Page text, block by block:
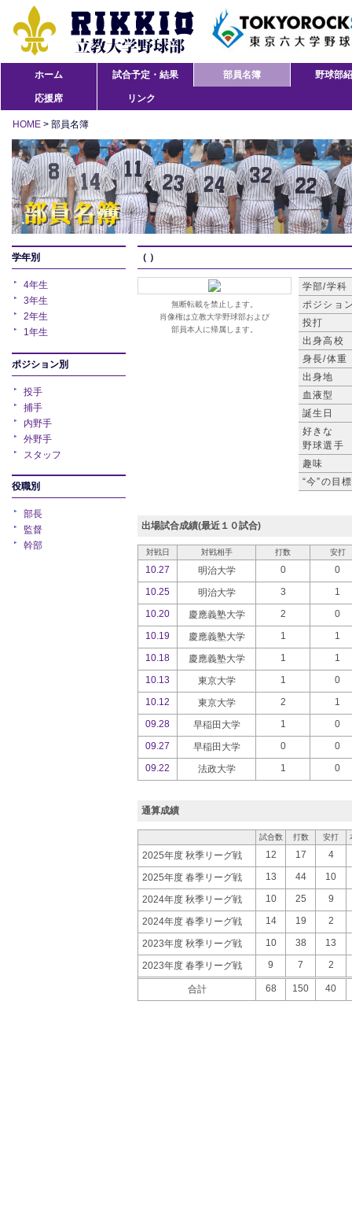
ホーム 試合予定・結果 部員名簿 野球部
応援席 リンク
HOME > 部員名簿
学年別
4年生
3年生
2年生
1年生
ポジション別
投手
捕手
内野手
外野手
スタッフ
役職別
部長
監督
幹部
（ ）
無断転載を禁止します。
肖像権は立教大学野球部および
部員本人に帰属します。
学部/学科
ポジショ
投打
出身高校
身長/体重
出身地
血液型
誕生日
好きな
野球選手
趣味
“今”の目標
出場試合成績(最近１０試合)
対戦日 対戦相手 打数 安打
10.27 明治大学 0
0
10.25
明治大学 3
1
10.20
慶應義塾大学 2
0
10.19
慶應義塾大学 1
1
10.18
慶應義塾大学 1
1
10.13
東京大学 1
0
10.12
東京大学 2
1
09.28
早稲田大学 1
0
09.27
早稲田大学 0
0
09.22
法政大学 1 0
通算成績
試合数 打数 安打
2025年度 秋季リーグ戦 12 17 4
2025年度 春季リーグ戦 13 44 10
2024年度 秋季リーグ戦 10 25 9
2024年度 春季リーグ戦 14 19 2
2023年度 秋季リーグ戦 10 38 13
2023年度 春季リーグ戦 9 7 2
合計 68 150 40